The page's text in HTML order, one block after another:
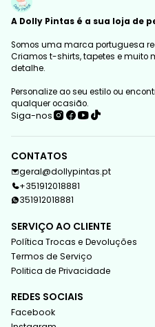
A Dolly Pintas é a sua loja de
Somos uma marca portuguesa
Criamos t-shirts, tapetes e muito
detalhe.
Personalize ao seu estilo ou
qualquer ocasião.
Siga-nos
CONTATOS
geral@dollypintas.pt
+351912018881
351912018881
SERVIÇO AO CLIENTE
Política Trocas e Devoluções
Termos de Serviço
Politica de Privacidade
REDES SOCIAIS
Facebook